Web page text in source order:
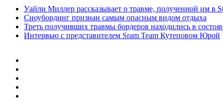
Уайли Миллер рассказывает о травме, полученной им в
Сноубординг признан самым опасным видом отдыха
Треть получивших травмы бордеров находились в
Интервью с представителем Sram Team Кутеповом Юрой